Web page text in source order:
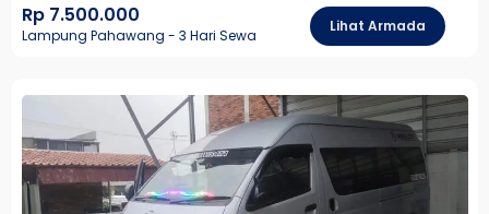
Rp 7.500.000
Lampung Pahawang - 3 Hari Sewa
Lihat Armada